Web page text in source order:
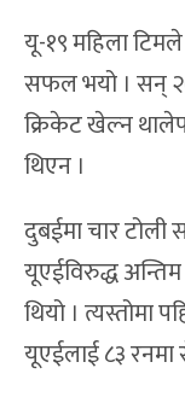
यू-१९ महिला टिमले
सफल भयो । सन्
क्रिकेट खेल्न
थिएन ।
दुबईमा चार टोली
यूएईविरुद्ध अन्तिम
थियो । त्यस्तोमा
यूएईलाई ८३